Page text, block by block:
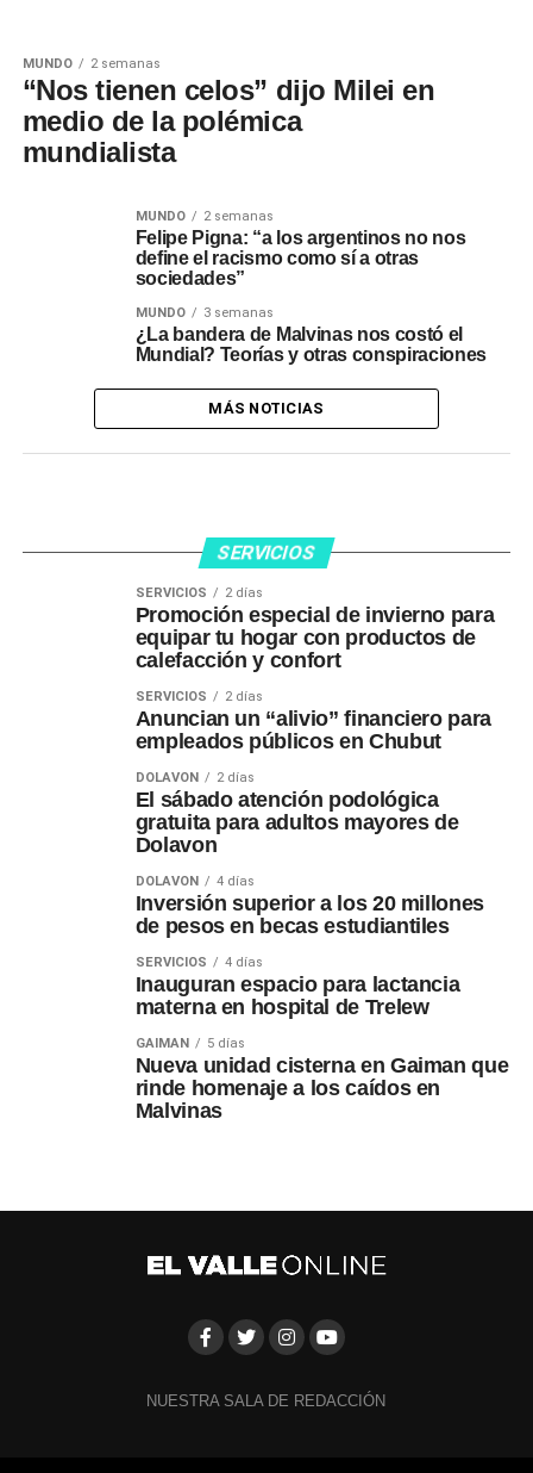
MUNDO 2 semanas
“Nos tienen celos” dijo Milei en
medio de la polémica
mundialista
MUNDO 2 semanas
Felipe Pigna: “a los argentinos no nos
define el racismo como sí a otras
sociedades”
MUNDO 3 semanas
¿La bandera de Malvinas nos costó el
Mundial? Teorías y otras conspiraciones
MÁS NOTICIAS
SERVICIOS
SERVICIOS 2 días
Promoción especial de invierno para
equipar tu hogar con productos de
calefacción y confort
SERVICIOS 2 días
Anuncian un “alivio” financiero para
empleados públicos en Chubut
DOLAVON 2 días
El sábado atención podológica
gratuita para adultos mayores de
Dolavon
DOLAVON 4 días
Inversión superior a los 20 millones
de pesos en becas estudiantiles
SERVICIOS 4 días
Inauguran espacio para lactancia
materna en hospital de Trelew
GAIMAN 5 días
Nueva unidad cisterna en Gaiman que
rinde homenaje a los caídos en
Malvinas
NUESTRA SALA DE REDACCIÓN